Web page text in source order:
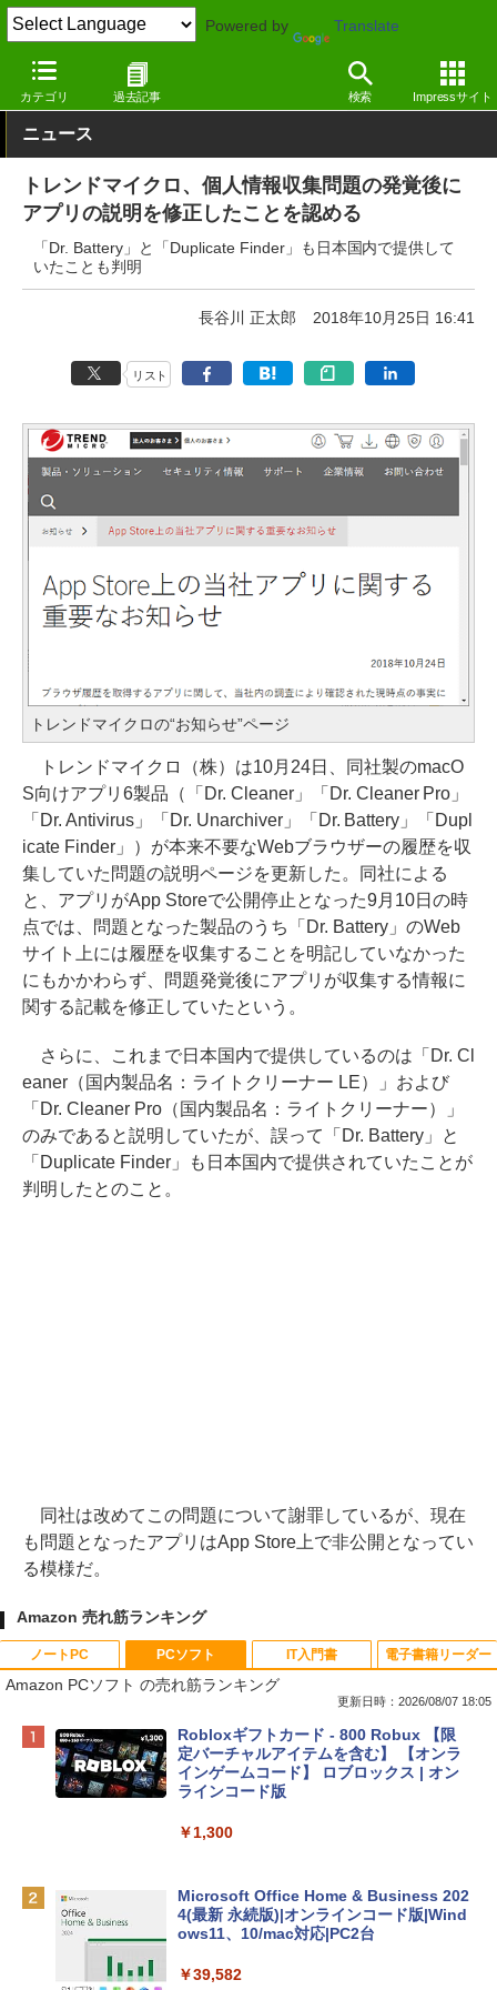
Powered by Translate
カテゴリ 過去記事 検索 Impressサイト
窓の杜 セキュリティ
ニュース
トレンドマイクロ、個人情報収集問題の発覚後に
アプリの説明を修正したことを認める
「Dr. Battery」と「Duplicate Finder」も日本国内で提供して
いたことも判明
長谷川 正太郎 2018年10月25日 16:41
リスト
トレンドマイクロの“お知らせ”ページ
トレンドマイクロ（株）は10月24日、同社製のmacO
S向けアプリ6製品（「Dr. Cleaner」「Dr. Cleaner Pro」
「Dr. Antivirus」「Dr. Unarchiver」「Dr. Battery」「Dupl
icate Finder」）が本来不要なWebブラウザーの履歴を収
集していた問題の説明ページを更新した。同社による
と、アプリがApp Storeで公開停止となった9月10日の時
点では、問題となった製品のうち「Dr. Battery」のWeb
サイト上には履歴を収集することを明記していなかった
にもかかわらず、問題発覚後にアプリが収集する情報に
関する記載を修正していたという。
さらに、これまで日本国内で提供しているのは「Dr. Cl
eaner（国内製品名：ライトクリーナー LE）」および
「Dr. Cleaner Pro（国内製品名：ライトクリーナー）」
のみであると説明していたが、誤って「Dr. Battery」と
「Duplicate Finder」も日本国内で提供されていたことが
判明したとのこと。
同社は改めてこの問題について謝罪しているが、現在
も問題となったアプリはApp Store上で非公開となってい
る模様だ。
Amazon 売れ筋ランキング
ノートPC
Apple 2026 MacBook Neo A18 Proチッ
プ搭載13インチノートブック：AIとAppl
e Intelligence、Liquid Retinaディスプ
レイ、8GBメモリ、512GB SSD、1080p
ィゴ + 3年延長 AppleCare+ for 13インチ
￥162,598
ンケース Dell NEC Lavie ASUS HP dyna
PCソフト
Amazon PCソフト の売れ筋ランキング
更新日時：2026/08/07 18:05
Robloxギフトカード - 800 Robux 【限
定バーチャルアイテムを含む】 【オンラ
インゲームコード】 ロブロックス | オン
ラインコード版
￥1,300
Microsoft Office Home & Business 202
4(最新 永続版)|オンラインコード版|Wind
ows11、10/mac対応|PC2台
￥39,582
IT入門書 電子書籍リーダー